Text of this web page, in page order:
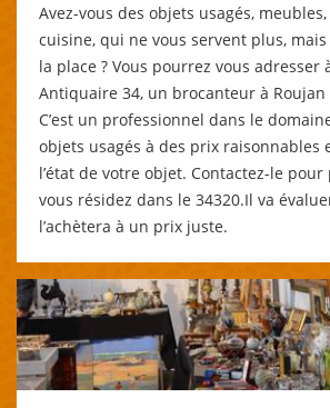
Avez-vous des objets usagés,
cuisine, qui ne vous servent plus,
la place ? Vous pourrez vous adresser
Antiquaire 34, un brocanteur à
C’est un professionnel dans le
objets usagés à des prix raisonnables
l’état de votre objet. Contactez-le
vous résidez dans le 34320.Il va
l’achètera à un prix juste.